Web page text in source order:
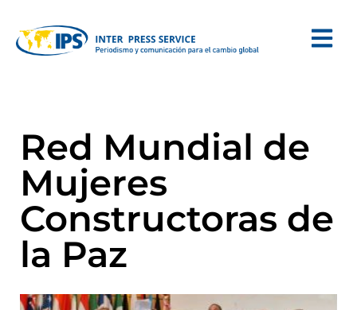
Red Mundial de
Mujeres
Constructoras de
la Paz